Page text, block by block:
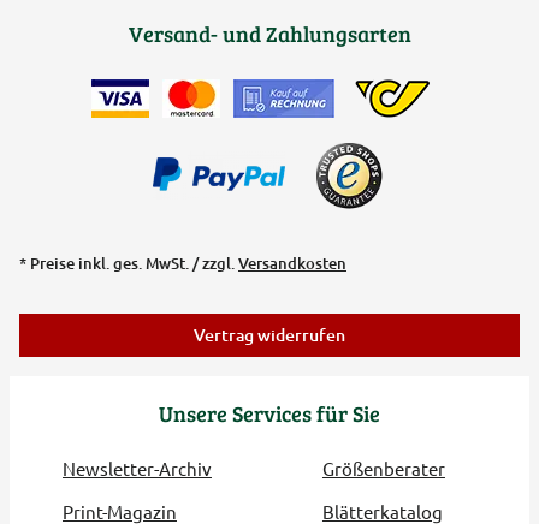
Unsere Services für Sie
Newsletter-Archiv
Größenberater
Print-Magazin
Blätterkatalog
Versand- und Zahlungsarten
* Preise inkl. ges. MwSt. / zzgl.Versandkosten
Vertrag widerrufen